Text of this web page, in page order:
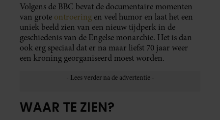
Volgens de BBC bevat de documentaire momenten
van grote ontroering en veel humor en laat het een
uniek beeld zien van een nieuw tijdperk in de
geschiedenis van de Engelse monarchie. Het is dan
ook erg speciaal dat er na maar liefst 70 jaar weer
een kroning georganiseerd moest worden.
WAAR TE ZIEN?